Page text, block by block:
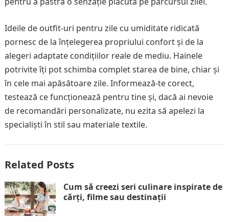
Ideile de outfit-uri pentru zile cu umiditate ridicată
pornesc de la înțelegerea propriului confort și de la
alegeri adaptate condițiilor reale de mediu. Hainele
potrivite îți pot schimba complet starea de bine, chiar și
în cele mai apăsătoare zile. Informează-te corect,
testează ce funcționează pentru tine și, dacă ai nevoie
de recomandări personalizate, nu ezita să apelezi la
specialiști în stil sau materiale textile.
Related Posts
Cum să creezi seri culinare inspirate de
cărți, filme sau destinații